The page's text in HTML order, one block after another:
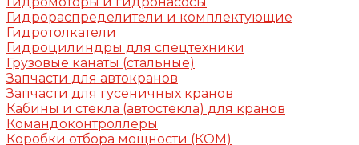
Гидрораспределители и комплектующие
Гидротолкатели
Гидроцилиндры для спецтехники
Грузовые канаты (стальные)
Запчасти для автокранов
Запчасти для гусеничных кранов
Кабины и стекла (автостекла) для кранов
Командоконтроллеры
Коробки отбора мощности (КОМ)